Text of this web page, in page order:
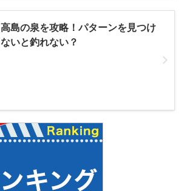
高島の泉を攻略！パターンを見つけ
ないと釣れない？